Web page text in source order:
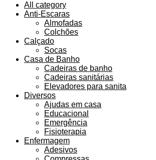
All category
Anti-Escaras
Almofadas
Colchões
Calçado
Socas
Casa de Banho
Cadeiras de banho
Cadeiras sanitárias
Elevadores para sanita
Diversos
Ajudas em casa
Educacional
Emergência
Fisioterapia
Enfermagem
Adesivos